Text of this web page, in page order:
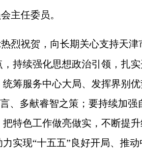
主任委员。
烈祝贺，向长期关心支持天
持续强化思想政治引领，扎
筹服务中心大局、发挥界别
、多献睿智之策；要持续加
特色工作做亮做实，不断提
实现“十五五”良好开局、推